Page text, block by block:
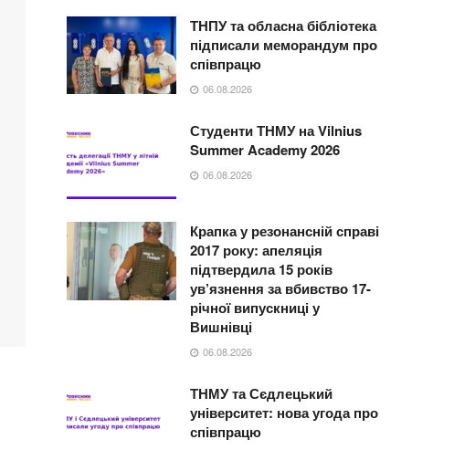
ТНПУ та обласна бібліотека
підписали меморандум про
співпрацю
06.08.2026
Студенти ТНМУ на Vilnius
Summer Academy 2026
06.08.2026
Крапка у резонансній справі
2017 року: апеляція
підтвердила 15 років
ув’язнення за вбивство 17-
річної випускниці у
Вишнівці
06.08.2026
ТНМУ та Сєдлецький
університет: нова угода про
співпрацю